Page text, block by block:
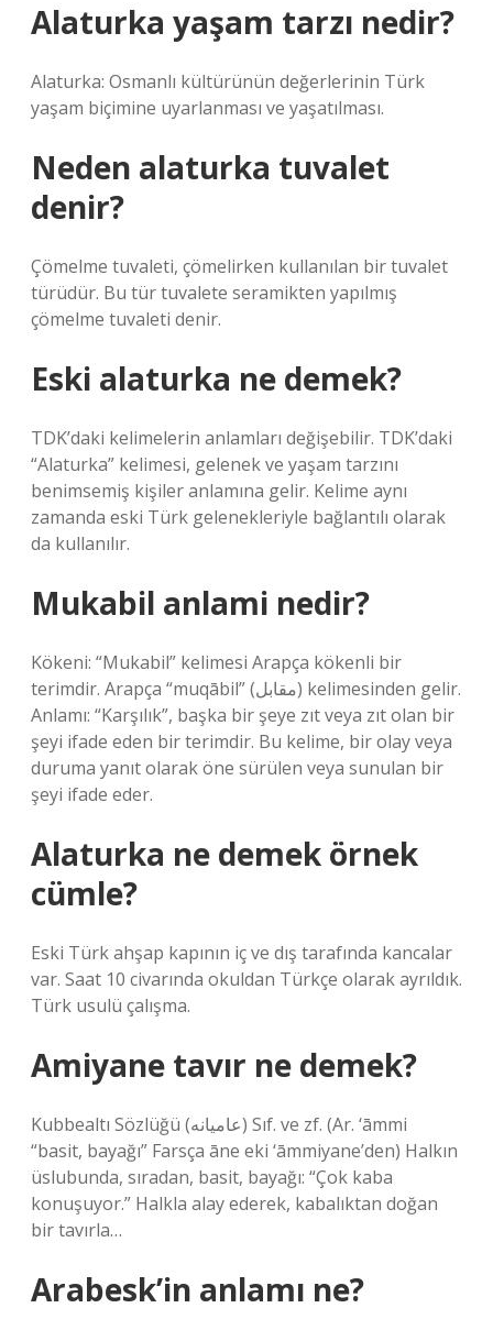
Alaturka yaşam tarzı nedir?
Alaturka: Osmanlı kültürünün değerlerinin Türk
yaşam biçimine uyarlanması ve yaşatılması.
Neden alaturka tuvalet
denir?
Çömelme tuvaleti, çömelirken kullanılan bir tuvalet
türüdür. Bu tür tuvalete seramikten yapılmış
çömelme tuvaleti denir.
Eski alaturka ne demek?
TDK’daki kelimelerin anlamları değişebilir. TDK’daki
“Alaturka” kelimesi, gelenek ve yaşam tarzını
benimsemiş kişiler anlamına gelir. Kelime aynı
zamanda eski Türk gelenekleriyle bağlantılı olarak
da kullanılır.
Mukabil anlami nedir?
Kökeni: “Mukabil” kelimesi Arapça kökenli bir
terimdir. Arapça “muqābil” (مقابل) kelimesinden gelir.
Anlamı: “Karşılık”, başka bir şeye zıt veya zıt olan bir
şeyi ifade eden bir terimdir. Bu kelime, bir olay veya
duruma yanıt olarak öne sürülen veya sunulan bir
şeyi ifade eder.
Alaturka ne demek örnek
cümle?
Eski Türk ahşap kapının iç ve dış tarafında kancalar
var. Saat 10 civarında okuldan Türkçe olarak ayrıldık.
Türk usulü çalışma.
Amiyane tavır ne demek?
Kubbealtı Sözlüğü (ﻋﺎﻣﻴﺎﻧﻪ) Sıf. ve zf. (Ar. ‘āmmі
“basit, bayağı” Farsça āne eki ‘āmmiyane’den) Halkın
üslubunda, sıradan, basit, bayağı: “Çok kaba
konuşuyor.” Halkla alay ederek, kabalıktan doğan
bir tavırla…
Arabesk’in anlamı ne?